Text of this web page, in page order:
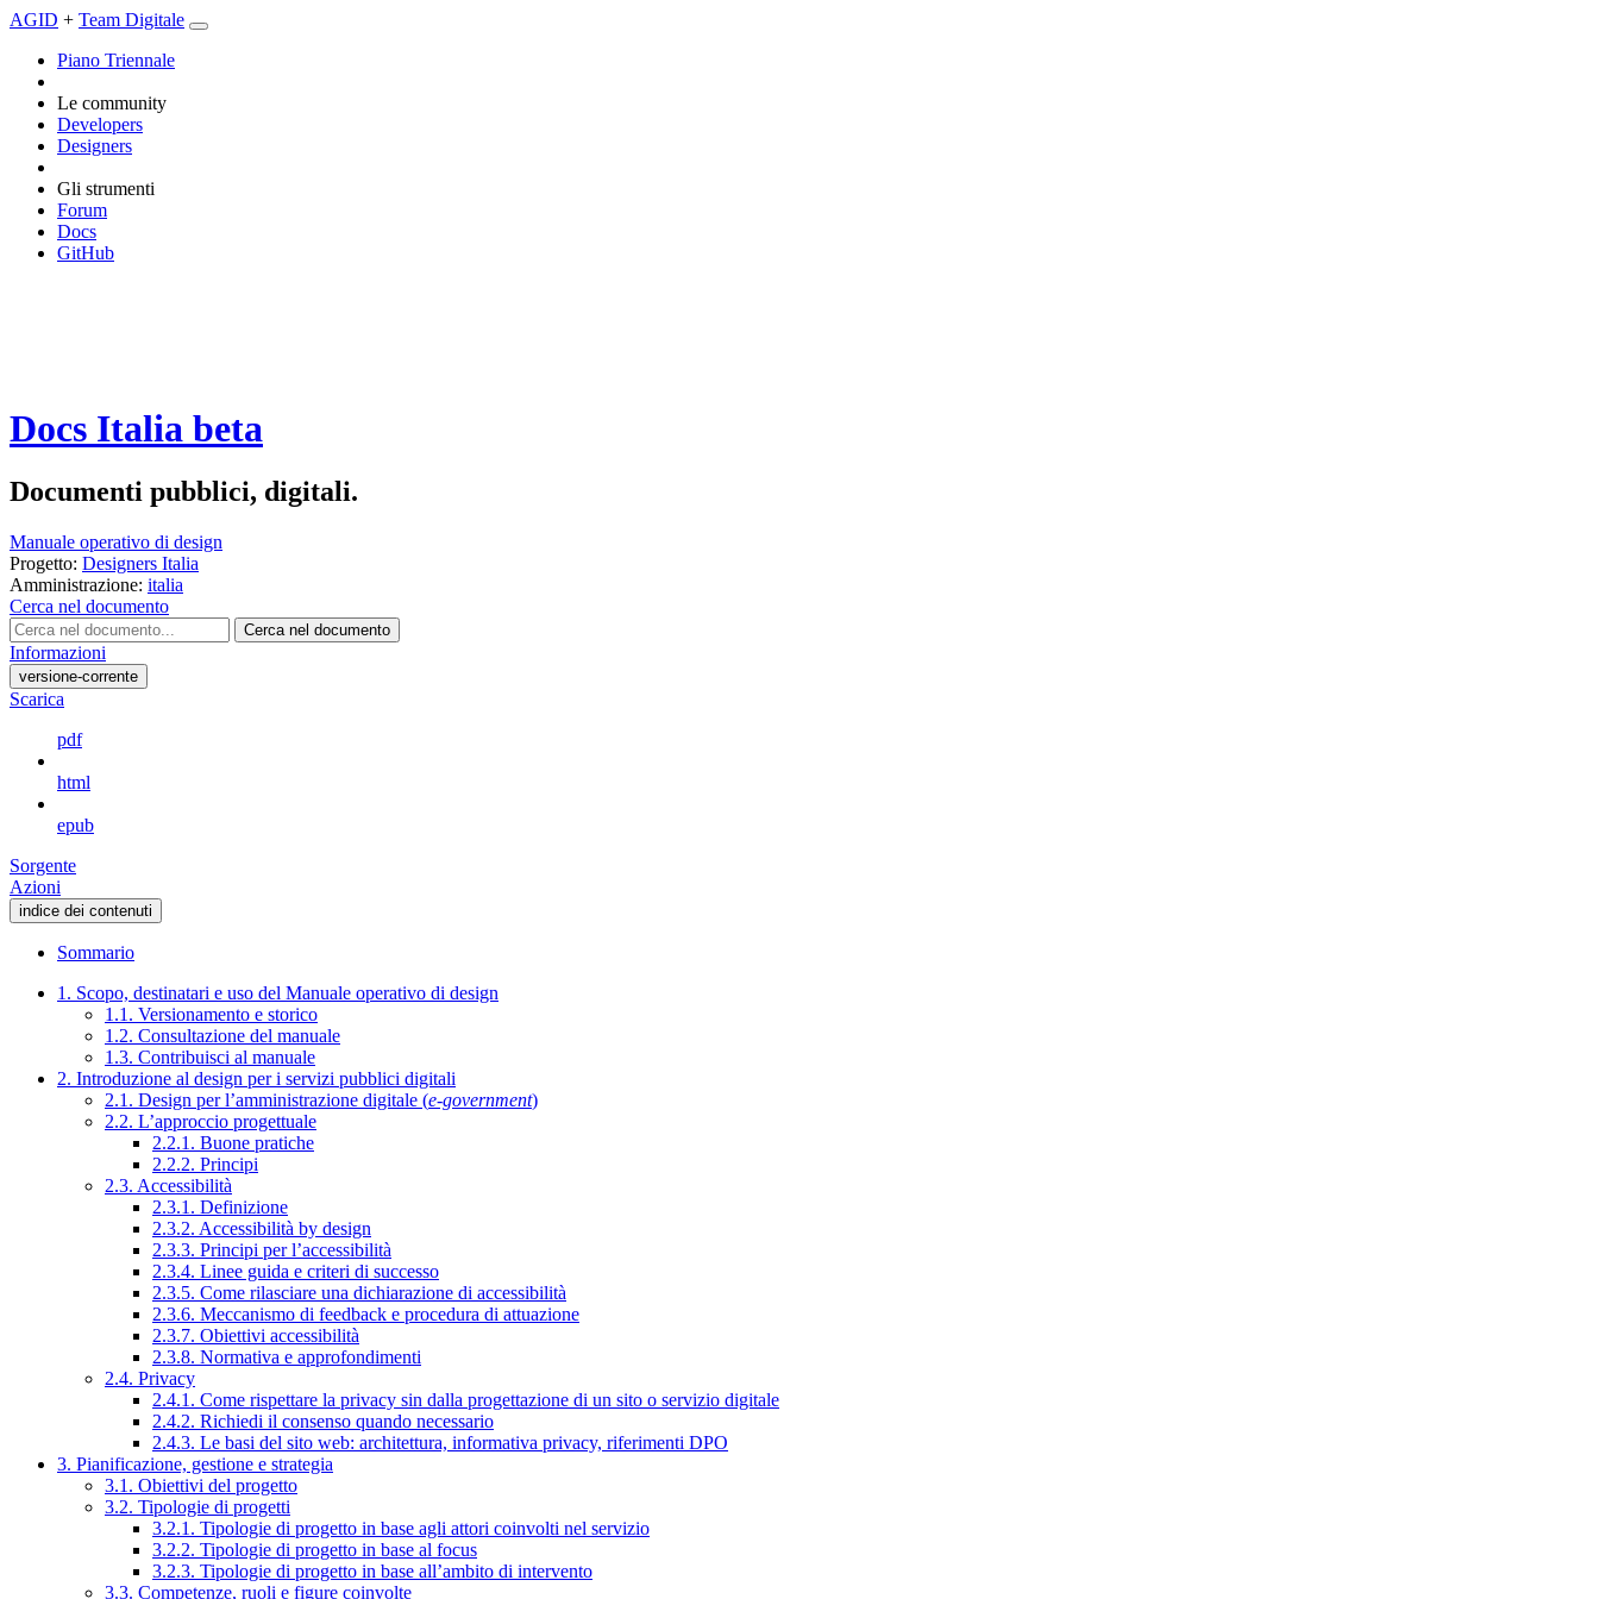
AGID + Team Digitale
Piano Triennale
Le community
Developers
Designers
Gli strumenti
Forum
Docs
GitHub
Docs Italia beta
Documenti pubblici, digitali.
Manuale operativo di design
Progetto: Designers Italia
Amministrazione: italia
Cerca nel documento
Cerca nel documento
Informazioni
versione-corrente
Scarica
pdf
html
epub
Sorgente
Azioni
indice dei contenuti
Sommario
1. Scopo, destinatari e uso del Manuale operativo di design
1.1. Versionamento e storico
1.2. Consultazione del manuale
1.3. Contribuisci al manuale
2. Introduzione al design per i servizi pubblici digitali
2.1. Design per l’amministrazione digitale (e-government)
2.2. L’approccio progettuale
2.2.1. Buone pratiche
2.2.2. Principi
2.3. Accessibilità
2.3.1. Definizione
2.3.2. Accessibilità by design
2.3.3. Principi per l’accessibilità
2.3.4. Linee guida e criteri di successo
2.3.5. Come rilasciare una dichiarazione di accessibilità
2.3.6. Meccanismo di feedback e procedura di attuazione
2.3.7. Obiettivi accessibilità
2.3.8. Normativa e approfondimenti
2.4. Privacy
2.4.1. Come rispettare la privacy sin dalla progettazione di un sito o servizio digitale
2.4.2. Richiedi il consenso quando necessario
2.4.3. Le basi del sito web: architettura, informativa privacy, riferimenti DPO
3. Pianificazione, gestione e strategia
3.1. Obiettivi del progetto
3.2. Tipologie di progetti
3.2.1. Tipologie di progetto in base agli attori coinvolti nel servizio
3.2.2. Tipologie di progetto in base al focus
3.2.3. Tipologie di progetto in base all’ambito di intervento
3.3. Competenze, ruoli e figure coinvolte